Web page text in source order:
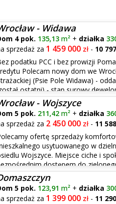
- Widawa
4 pok. 135,13 m² + działka
sprzedaż za 1 459 000 zł - 10 797
podatku PCC i bez prowizji
Polecam nowy dom we
(Psie Pole Widawa) -
ostatni) - stan surowy
została stworzona
- Wojszyce
5 pok. 211,42 m² + działka
sprzedaż za 2 450 000 zł - 11 588
ofertę sprzedaży
usytuowanego w
Wojszyce. Miejsce ciche i
dostępem do
został jako segment
5 pok. 123,91 m² + działka
sprzedaż za 1 399 000 zł - 11 290